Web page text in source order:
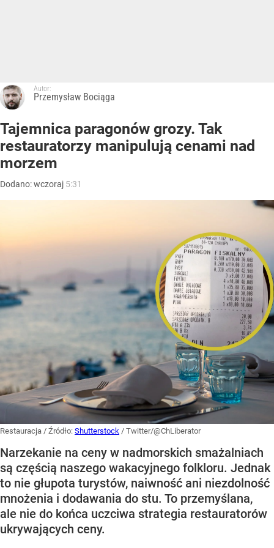
Autor:
Przemysław Bociąga
Tajemnica paragonów grozy. Tak
restauratorzy manipulują cenami nad
morzem
Dodano:wczoraj 5:31
Restauracja / Źródło: Shutterstock / Twitter/@ChLiberator
Narzekanie na ceny w nadmorskich smażalniach
są częścią naszego wakacyjnego folkloru. Jednak
to nie głupota turystów, naiwność ani niezdolność
mnożenia i dodawania do stu. To przemyślana,
ale nie do końca uczciwa strategia restauratorów
ukrywających ceny.